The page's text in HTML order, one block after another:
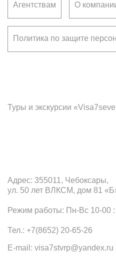
Адрес: 355011, Чебоксары,
ул. 50 лет ВЛКСМ, дом 81
Режим работы: Пн-Вс 10-00
Тел.: +7(8652) 20-65-26
E-mail: visa7stvrp@yandex.ru
Агентствам О
Политика по защите
Туры и экскурсии